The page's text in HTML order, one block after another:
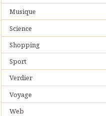
Musique
Science
Shopping
Sport
Verdier
Voyage
Web